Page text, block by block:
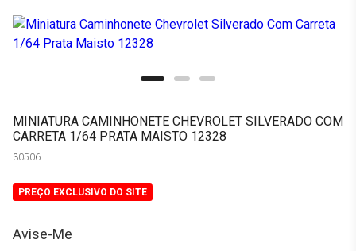
MINIATURA CAMINHONETE CHEVROLET SILVERADO COM
CARRETA 1/64 PRATA MAISTO 12328
30506
PREÇO EXCLUSIVO DO SITE
Avise-Me